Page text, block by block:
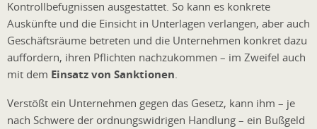
Kontrollbefugnissen ausgestattet. So kann es konkrete
Auskünfte und die Einsicht in Unterlagen verlangen, aber auch
Geschäftsräume betreten und die Unternehmen konkret dazu
auffordern, ihren Pflichten nachzukommen – im Zweifel auch
mit dem Einsatz von Sanktionen.
Verstößt ein Unternehmen gegen das Gesetz, kann ihm – je
nach Schwere der ordnungswidrigen Handlung – ein Bußgeld